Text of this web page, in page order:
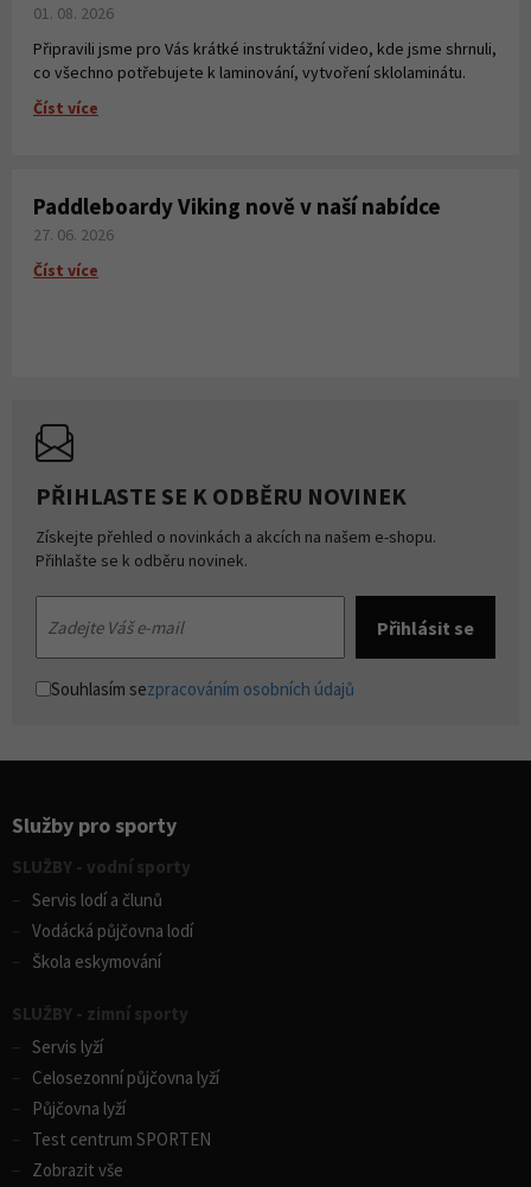
01. 08. 2026
Připravili jsme pro Vás krátké instruktážní video, kde jsme shrnuli,
co všechno potřebujete k laminování, vytvoření sklolaminátu.
Číst více
Paddleboardy Viking nově v naší nabídce
27. 06. 2026
Číst více
PŘIHLASTE SE K ODBĚRU NOVINEK
Získejte přehled o novinkách a akcích na našem e-shopu.
Přihlašte se k odběru novinek.
Souhlasím sezpracováním osobních údajů
Služby pro sporty
SLUŽBY - vodní sporty
Servis lodí a člunů
Vodácká půjčovna lodí
Škola eskymování
SLUŽBY - zimní sporty
Servis lyží
Celosezonní půjčovna lyží
Půjčovna lyží
Test centrum SPORTEN
Zobrazit vše